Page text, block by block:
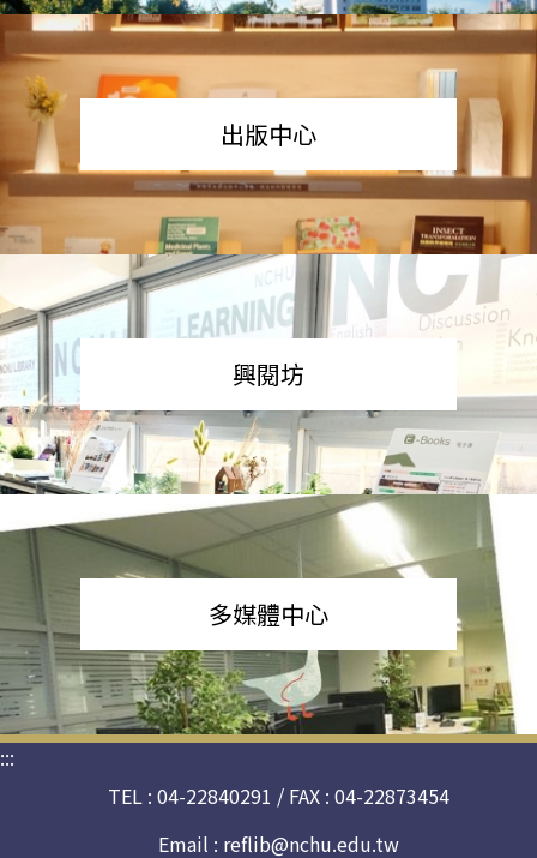
出版中心
興閱坊
多媒體中心
:::
TEL : 04-22840291 / FAX : 04-22873454
Email : reflib@nchu.edu.tw